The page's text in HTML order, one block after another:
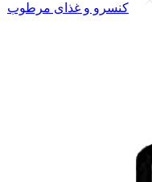
کنسرو و غذای مرطوب